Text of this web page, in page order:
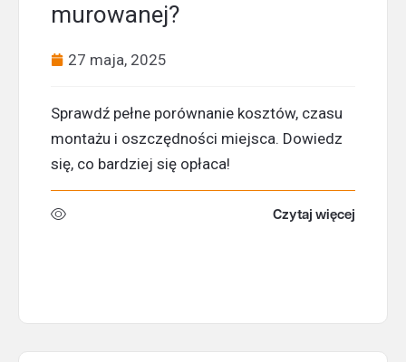
murowanej?
27 maja, 2025
Sprawdź pełne porównanie kosztów, czasu
montażu i oszczędności miejsca. Dowiedz
się, co bardziej się opłaca!
Czytaj więcej